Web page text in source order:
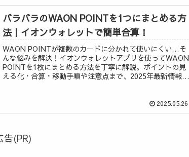
バラバラのWAON POINTを1つにまとめる方
法｜イオンウォレットで簡単合算！
WAON POINTが複数のカードに分かれて使いにくい…そ
んな悩みを解決！イオンウォレットアプリを使ってWAON
POINTを1枚にまとめる方法を丁寧に解説。ポイントの見
える化・合算・移動手順や注意点まで、2025年最新情報で
2025.05.26
告(PR)